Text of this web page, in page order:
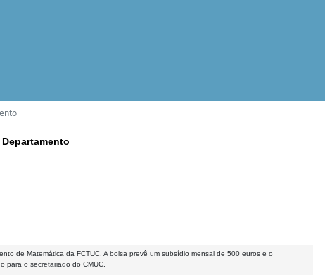
de Matemática da FCTUC. A bolsa prevê um subsídio mensal de 500 euros e o
para o secretariado do CMUC.